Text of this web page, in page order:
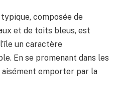
composée de
et de toits bleus, est
un caractère
En se promenant dans les
emporter par la